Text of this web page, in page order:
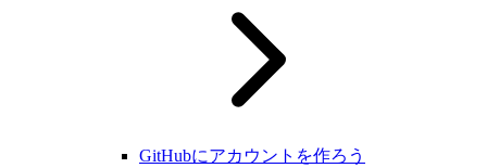
GitHubにアカウントを作ろう